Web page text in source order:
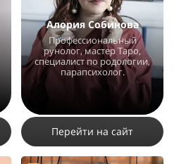
Алория Собинова
Профессиональный
рунолог, мастер Таро,
специалист по родологии,
парапсихолог.
Перейти на сайт